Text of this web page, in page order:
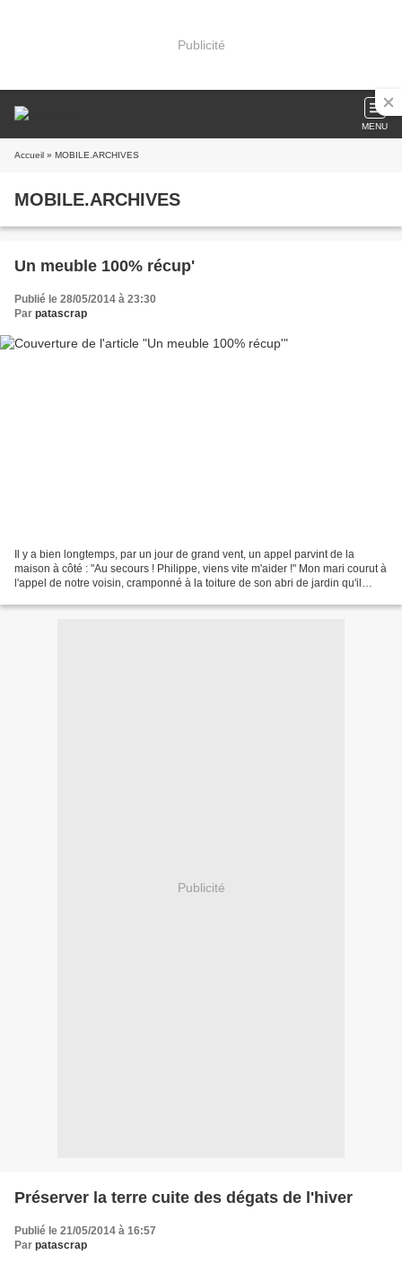
Publicité
MENU
Accueil » MOBILE.ARCHIVES
MOBILE.ARCHIVES
Un meuble 100% récup'
Publié le 28/05/2014 à 23:30
Par patascrap
Il y a bien longtemps, par un jour de grand vent, un appel parvint de la
maison à côté : "Au secours ! Philippe, viens vite m'aider !" Mon mari courut à
l'appel de notre voisin, cramponné à la toiture de son abri de jardin qu'il
Publicité
Préserver la terre cuite des dégats de l'hiver
Publié le 21/05/2014 à 16:57
Par patascrap